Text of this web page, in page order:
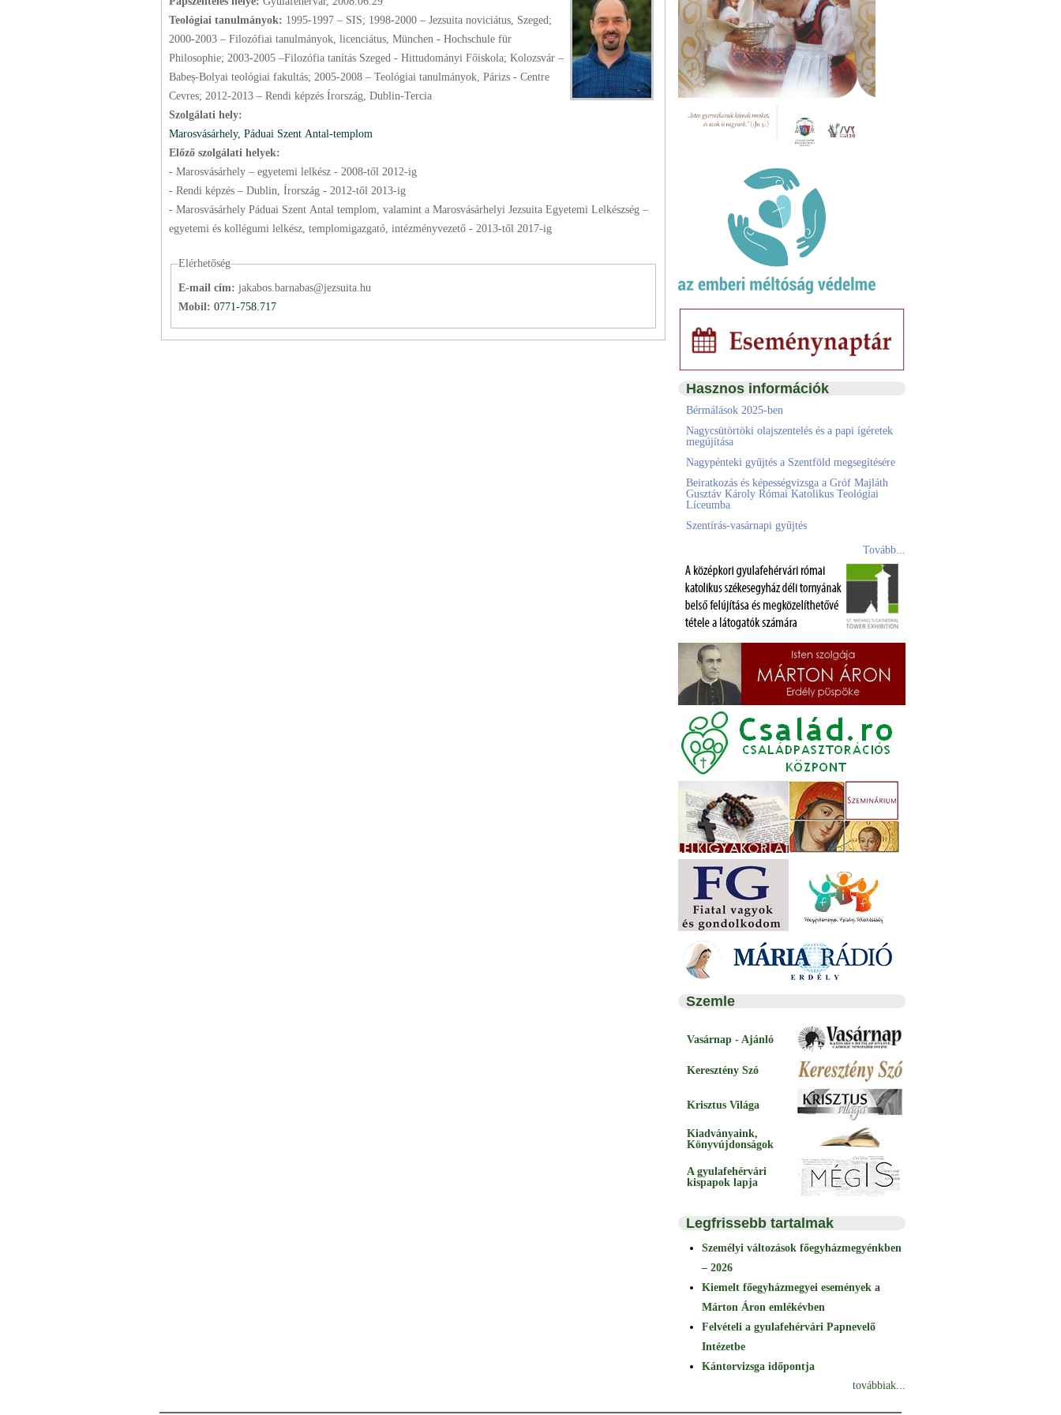
Teológiai tanulmányok: 1995-1997 – SIS; 1998-2000 – Jezsuita noviciátus, Szeged;
2000-2003 – Filozófiai tanulmányok, licenciátus, München - Hochschule für
Philosophie; 2003-2005 –Filozófia tanítás Szeged - Hittudományi Főiskola; Kolozsvár –
Babeș-Bolyai teológiai fakultás; 2005-2008 – Teológiai tanulmányok, Párizs - Centre
Cevres; 2012-2013 – Rendi képzés Írország, Dublin-Tercia
Szolgálati hely:
Marosvásárhely, Páduai Szent Antal-templom
Előző szolgálati helyek:
- Marosvásárhely – egyetemi lelkész - 2008-től 2012-ig
- Rendi képzés – Dublin, Írország - 2012-től 2013-ig
- Marosvásárhely Páduai Szent Antal templom, valamint a Marosvásárhelyi Jezsuita Egyetemi Lelkészség –
egyetemi és kollégumi lelkész, templomigazgató, intézményvezető - 2013-től 2017-ig
Elérhetőség
E-mail cím: jakabos.barnabas@jezsuita.hu
Mobil: 0771-758.717
Hasznos információk
Bérmálások 2025-ben
Nagycsütörtöki olajszentelés és a papi ígéretek
megújítása
Nagypénteki gyűjtés a Szentföld megsegítésére
Beiratkozás és képességvizsga a Gróf Majláth
Gusztáv Károly Római Katolikus Teológiai
Líceumba
Szentírás-vasárnapi gyűjtés
Tovább...
Szemle
Vasárnap - Ajánló
Keresztény Szó
Krisztus Világa
Kiadványaink,
Könyvújdonságok
A gyulafehérvári
kispapok lapja
Legfrissebb tartalmak
Személyi változások főegyházmegyénkben
– 2026
Kiemelt főegyházmegyei események a
Márton Áron emlékévben
Felvételi a gyulafehérvári Papnevelő
Intézetbe
Kántorvizsga időpontja
továbbiak...